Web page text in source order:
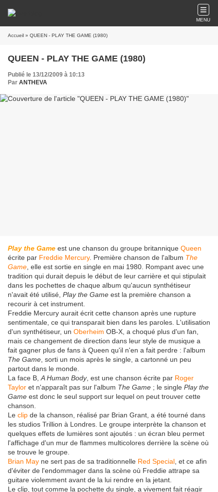
MENU
Accueil » QUEEN - PLAY THE GAME (1980)
QUEEN - PLAY THE GAME (1980)
Publié le 13/12/2009 à 10:13
Par ANTHEVA
Play the Game est une chanson du groupe britannique Queen
écrite par Freddie Mercury. Première chanson de l'album The
Game , elle est sortie en single en mai 1980. Rompant avec une
tradition qui durait depuis le début de leur carrière et qui stipulait
dans les pochettes de chaque album qu'aucun synthétiseur
n'avait été utilisé, Play the Game est la première chanson a
recourir à cet instrument.
Freddie Mercury aurait écrit cette chanson après une rupture
sentimentale, ce qui transparait bien dans les paroles. L'utilisation
d'un synthétiseur, un Oberheim OB-X, a choqué plus d'un fan,
mais ce changement de direction dans leur style de musique a
fait gagner plus de fans à Queen qu'il n'en a fait perdre : l'album
The Game , sorti un mois après le single, a cartonné un peu
partout dans le monde.
La face B, A Human Body, est une chanson écrite par Roger
Taylor et n'apparaît pas sur l'album The Game ; le single Play the
Game est donc le seul support sur lequel on peut trouver cette
chanson.
Le clip de la chanson, réalisé par Brian Grant, a été tourné dans
les studios Trillion à Londres. Le groupe interprète la chanson et
quelques effets de lumières sont ajoutés : un écran bleu permet
l'affichage d'un mur de flammes multicolores derrière la scène où
se trouve le groupe.
Brian May ne sert pas de sa traditionnelle Red Special , et ce afin
d'éviter de l'endommager dans la scène où Freddie attrape sa
guitare violemment avant de la lui rendre en la jetant.
Le clip, tout comme la pochette du single, a vivement fait réagir